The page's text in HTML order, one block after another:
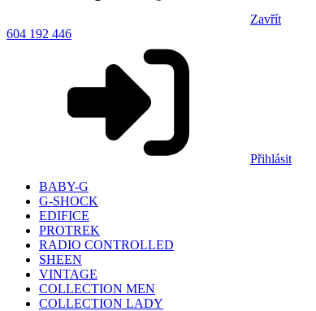
Zavřít
604 192 446
Přihlásit
BABY-G
G-SHOCK
EDIFICE
PROTREK
RADIO CONTROLLED
SHEEN
VINTAGE
COLLECTION MEN
COLLECTION LADY